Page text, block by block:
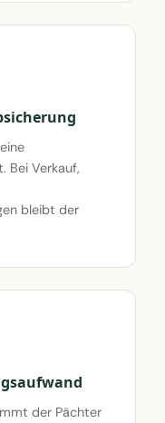
Bei Verkauf,
bleibt der
der Pächter